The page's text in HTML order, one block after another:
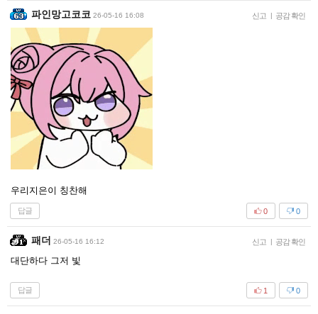
파인망고코코 26-05-16 16:08 신고 | 공감 확인
우리지은이 칭찬해
답글 0
0
패더 26-05-16 16:12 신고 | 공감 확인
대단하다 그저 빛
답글 0
1